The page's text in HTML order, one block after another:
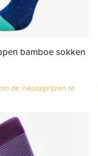
bamboe sokken
de inkoopprijzen te